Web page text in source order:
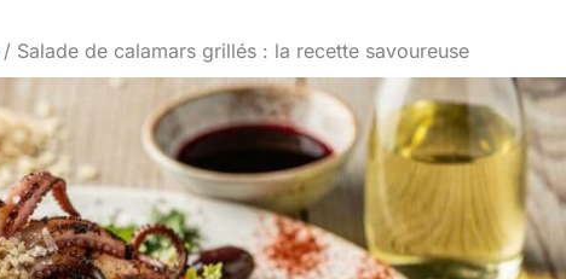
Salade de calamars grillés : la recette savoureuse